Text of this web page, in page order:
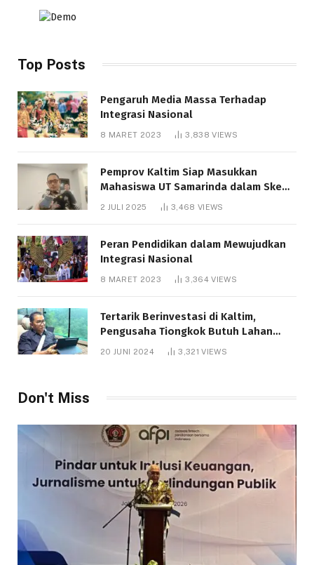
Top Posts
Pengaruh Media Massa Terhadap
Integrasi Nasional
8 MARET 2023 3,838VIEWS
Pemprov Kaltim Siap Masukkan
Mahasiswa UT Samarinda dalam Skema
Bantuan Pendidikan Gratispol
2 JULI 2025 3,468 VIEWS
Peran Pendidikan dalam Mewujudkan
Integrasi Nasional
8 MARET 2023 3,364VIEWS
Tertarik Berinvestasi di Kaltim,
Pengusaha Tiongkok Butuh Lahan
1.000 Hektare
20 JUNI 2024 3,321VIEWS
Don't Miss